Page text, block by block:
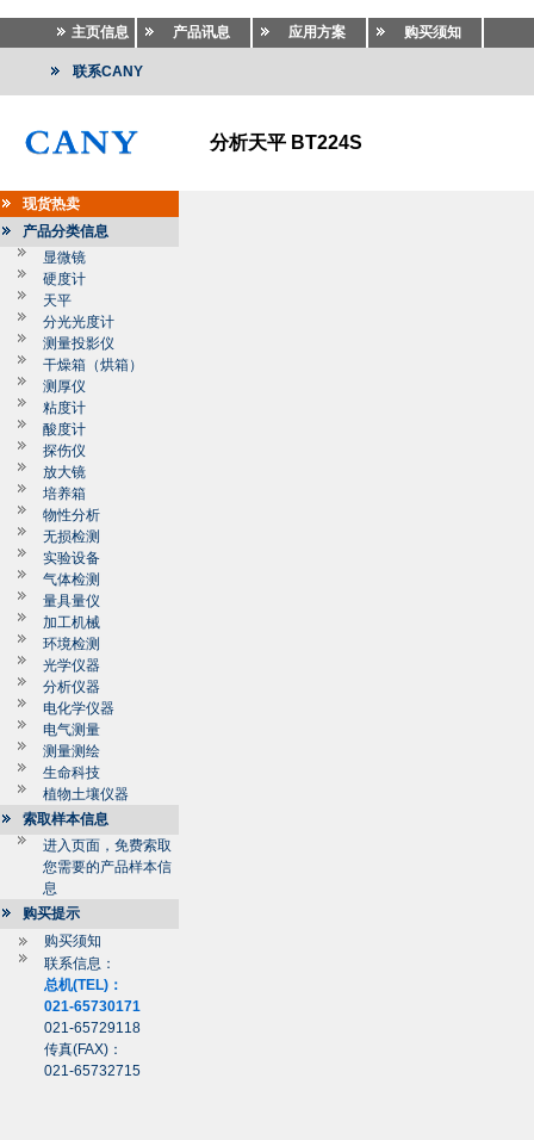
主页信息 产品讯息 应用方案 购买须知
联系CANY
分析天平 BT224S
现货热卖
产品分类信息
显微镜
硬度计
天平
分光光度计
测量投影仪
干燥箱（烘箱）
测厚仪
粘度计
酸度计
探伤仪
放大镜
培养箱
物性分析
无损检测
实验设备
气体检测
量具量仪
加工机械
环境检测
光学仪器
分析仪器
电化学仪器
电气测量
测量测绘
生命科技
植物土壤仪器
索取样本信息
进入页面，免费索取
您需要的产品样本信
息
购买提示
购买须知
联系信息：
总机(TEL)：
021-65730171
021-65729118
传真(FAX)：
021-65732715